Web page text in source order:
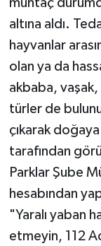
altına aldı.
hayvanlar
olan ya da
akbaba, vaşak,
türler de
çıkarak
tarafından
Parklar Şube
hesabından
"Yaralı yaban
etmeyin, 112